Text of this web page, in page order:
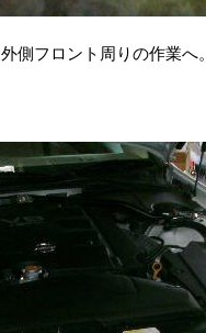
側フロント周りの作業へ。